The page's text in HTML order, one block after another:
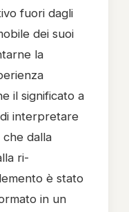
fuori dagli
dei suoi
la
il significato a
interpretare
che dalla
ri-
è stato
in un